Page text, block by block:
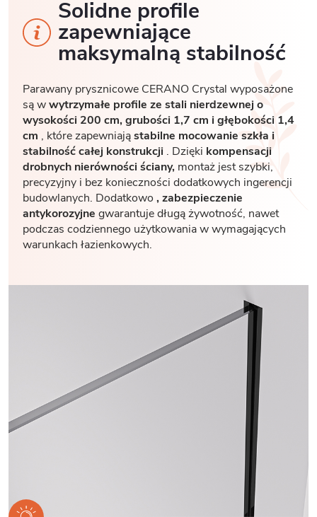
Solidne profile
zapewniające
maksymalną stabilność
Parawany prysznicowe CERANO Crystal wyposażone
są wwytrzymałe profile ze stali nierdzewnej o
wysokości 200 cm, grubości 1,7 cm i głębokości 1,4
cm , które zapewniająstabilne mocowanie szkła i
stabilność całej konstrukcji . Dzięki kompensacji
drobnych nierówności ściany, montaż jest szybki,
precyzyjny i bez konieczności dodatkowych ingerencji
budowlanych. Dodatkowo , zabezpieczenie
antykorozyjne gwarantuje długą żywotność, nawet
podczas codziennego użytkowania w wymagających
warunkach łazienkowych.